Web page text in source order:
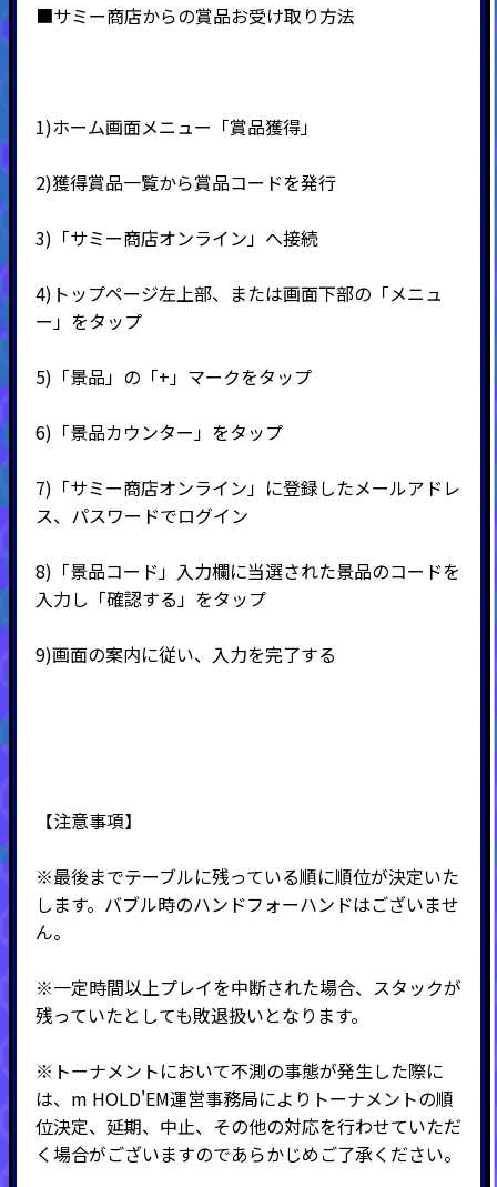
■サミー商店からの賞品お受け取り方法
1)ホーム画面メニュー「賞品獲得」
2)獲得賞品一覧から賞品コードを発行
3) 「サミー商店オンライン」へ接続
4) トップページ左上部、または画面下部の「メニュ
ー」をタップ
5) 「景品」の「+」マークをタップ
6) 「景品カウンター」をタップ
7) 「サミー商店オンライン」に登録したメールアドレ
ス、パスワードでログイン
8) 「景品コード」入力欄に当選された景品のコードを
入力し「確認する」をタップ
9)画面の案内に従い、入力を完了する
【注意事項】
※最後までテーブルに残っている順に順位が決定いた
します。バブル時のハンドフォーハンドはございませ
ん。
※一定時間以上プレイを中断された場合、スタックが
残っていたとしても敗退扱いとなります。
※トーナメントにおいて不測の事態が発生した際に
は、m HOLD'EM運営事務局によりトーナメントの順
位決定、延期、中止、その他の対応を行わせていただ
く場合がございますのであらかじめご了承ください。